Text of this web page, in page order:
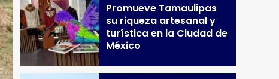
Promueve Tamaulipas
su riqueza artesanal y
turística en la Ciudad de
México